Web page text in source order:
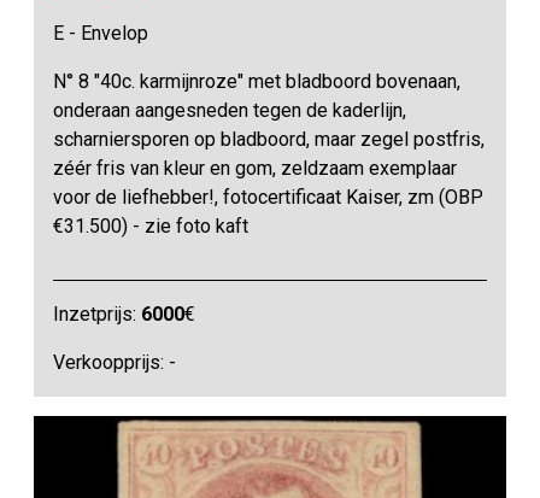
E - Envelop
N° 8 "40c. karmijnroze" met bladboord bovenaan,
onderaan aangesneden tegen de kaderlijn,
scharniersporen op bladboord, maar zegel postfris,
zéér fris van kleur en gom, zeldzaam exemplaar
voor de liefhebber!, fotocertificaat Kaiser, zm (OBP
€31.500) - zie foto kaft
Inzetprijs: 6000€
Verkoopprijs: -